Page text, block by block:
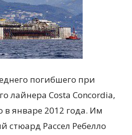
погибшего при
лайнера Costa Concordia,
в январе 2012 года. Им
стюард Рассел Ребелло